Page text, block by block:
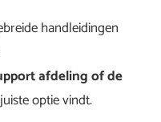
handleidingen
afdeling of de
optie vindt.